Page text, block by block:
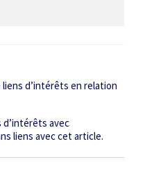
liens d’intérêts en relation
d’intérêts avec
liens avec cet article.